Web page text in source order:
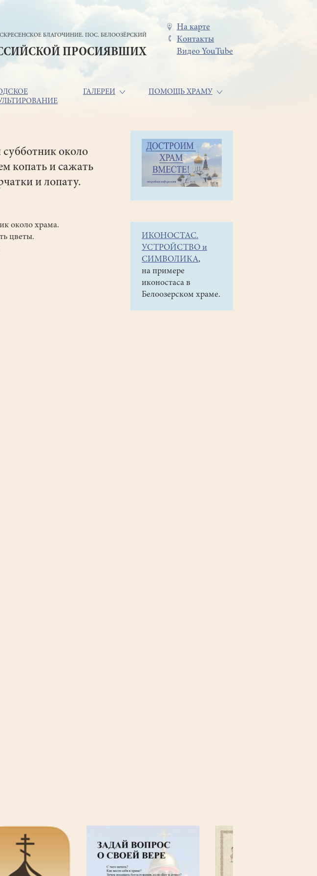
БЛАГОЧИНИЕ. ПОС. БЕЛООЗЁРСКИЙ
ПРОСИЯВШИХ
Меню
в
На карте
Контакты
Видео YouTube
ГАЛЕРЕИ ПОМОЩЬ ХРАМУ
субботник около
копать и сажать
и лопату.
около храма.
цветы.
ИКОНОСТАС.
УСТРОЙСТВО и
СИМВОЛИКА,
на примере
иконостаса в
Белоозерском храме.